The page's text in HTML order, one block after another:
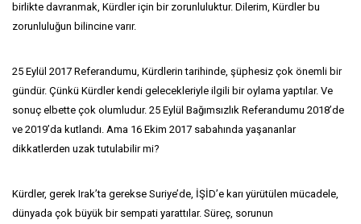
birlikte davranmak, Kürdler için bir zorunluluktur. Dilerim, Kürdler bu
zorunluluğun bilincine varır.
25 Eylül 2017 Referandumu, Kürdlerin tarihinde, şüphesiz çok önemli bir
gündür. Çünkü Kürdler kendi gelecekleriyle ilgili bir oylama yaptılar. Ve
sonuç elbette çok olumludur. 25 Eylül Bağımsızlık Referandumu 2018’de
ve 2019’da kutlandı. Ama 16 Ekim 2017 sabahında yaşananlar
dikkatlerden uzak tutulabilir mi?
Kürdler, gerek Irak’ta gerekse Suriye’de, İŞİD’e karı yürütülen mücadele,
dünyada çok büyük bir sempati yarattılar. Süreç, sorunun